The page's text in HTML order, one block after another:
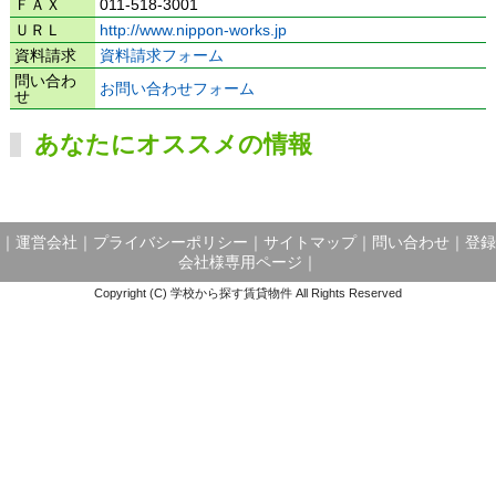
ＦＡＸ
011-518-3001
ＵＲＬ
http://www.nippon-works.jp
資料請求
資料請求フォーム
問い合わ
せ
お問い合わせフォーム
あなたにオススメの情報
運営会社 プライバシーポリシー サイトマップ｜ 問い合わせ
登録
会社様専用ページ
Copyright (C) 学校から探す賃貸物件 All Rights Reserved